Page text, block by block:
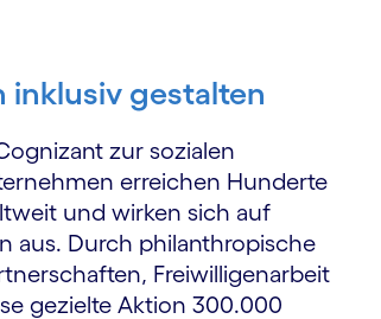
inklusiv gestalten
zur sozialen
erreichen Hunderte
und wirken sich auf
aus. Durch philanthropische
Freiwilligenarbeit
gezielte Aktion 300.000